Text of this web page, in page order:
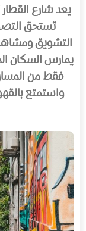
يعد شارع
تستحق
التشويق
يمارس السكان
فقط من
واستمتع